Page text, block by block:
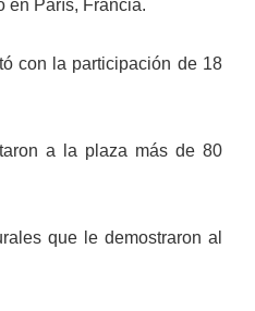
en París, Francia.
con la participación de 18
a la plaza más de 80
que le demostraron al